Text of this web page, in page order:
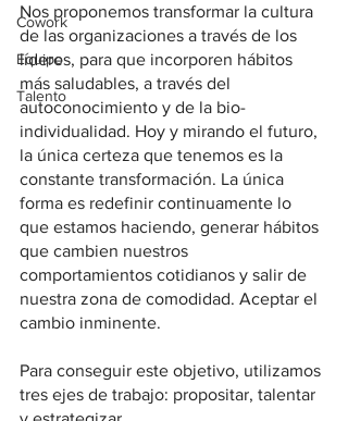
Cowork
Equipo
Talento
Nos proponemos transformar la cultura
de las organizaciones a través de los
líderes, para que incorporen hábitos
más saludables, a través del
autoconocimiento y de la bio-
individualidad. Hoy y mirando el futuro,
la única certeza que tenemos es la
constante transformación. La única
forma es redefinir continuamente lo
que estamos haciendo, generar hábitos
que cambien nuestros
comportamientos cotidianos y salir de
nuestra zona de comodidad. Aceptar el
cambio inminente.
Para conseguir este objetivo, utilizamos
tres ejes de trabajo: propositar, talentar